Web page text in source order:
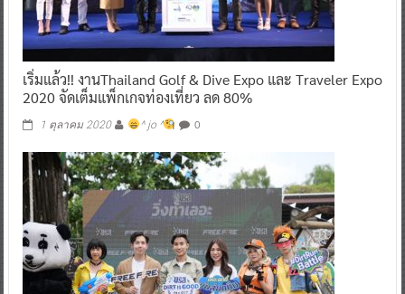
เริ่มแล้ว!! งานThailand Golf & Dive Expo และ Traveler Expo
2020 จัดเต็มแพ็กเกจท่องเที่ยว ลด 80%
1 ตุลาคม 2020 ^ jo ^ 0